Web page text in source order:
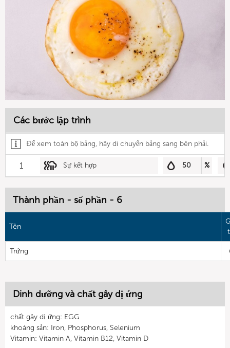
Các bước lập trình
Để xem toàn bộ bảng, hãy di chuyển bảng sang bên phải.
1 Sự kết hợp 50 %
Thành phần - số phần - 6
Tên
Trứng
Dinh dưỡng và chất gây dị ứng
chất gây dị ứng: EGG
khoáng sản: Iron, Phosphorus, Selenium
Vitamin: Vitamin A, Vitamin B12, Vitamin D